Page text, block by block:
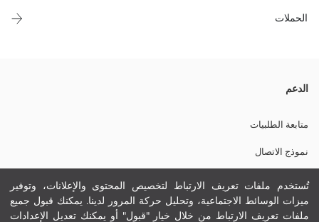
تُستخدم ملفات تعريف الارتباط لتخصيص المحتوى والإعلانات، وتوفير
ميزات الوسائط الاجتماعية، وتحليل حركة المرور لدينا. يمكنك قبول جميع
ملفات تعريف الارتباط من خلال خيار "قبول" أو يمكنك تعديل الإعدادات
الحملات
رجال معطف منفوخ بقبعة و عنق قمعي بسحاب و زر كبّاس. المعطف بأكمام
طويلة فيه جيوب بسحاب على الصدر و جيوب جانبية.
بطانة.1:
بطانة.2:
حشوة:
نسيج رئيسي:
الدعم
متابعة الطلبيات
نموذج الاتصال
0 800 000 529
مساعدة